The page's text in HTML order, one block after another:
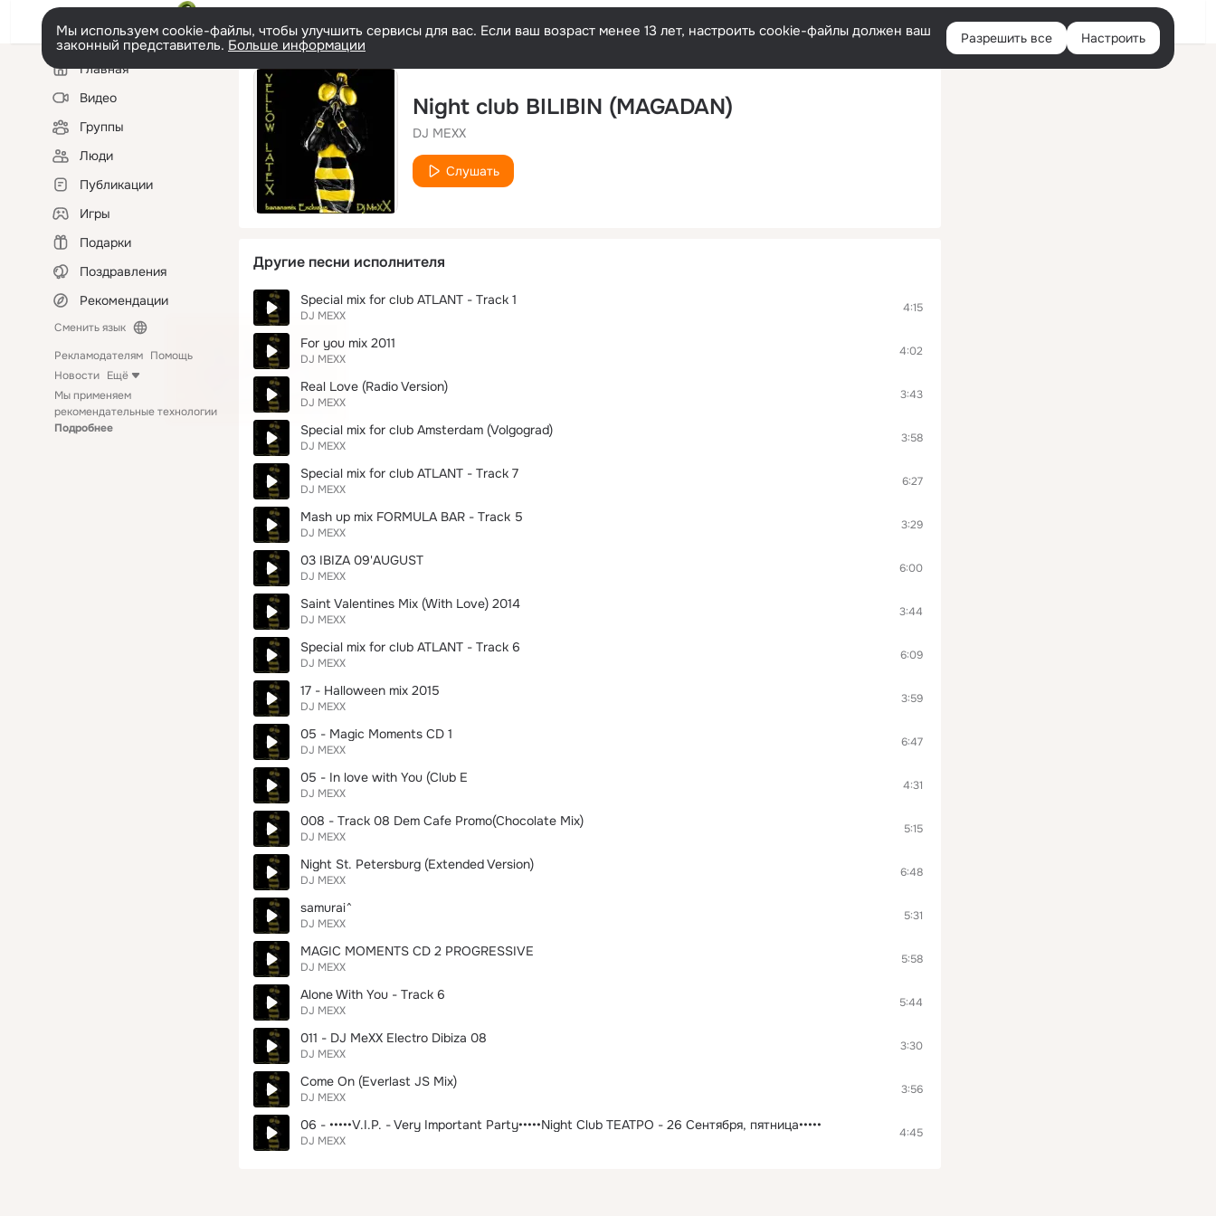
Войти
Мы используем cookie-файлы, чтобы улучшить сервисы для вас. Если ваш возраст менее 13 лет, настроить cookie-файлы должен ваш
законный представитель. Больше информации Разрешить все Настроить
Левая
колонкаГлавная
Видео
Группы
Люди
Публикации
Игры
Подарки
Поздравления
Рекомендации
Сменить язык
Рекламодателям Помощь
Новости Ещё
Мы применяем
рекомендательные технологии
Подробнее
Night club BILIBIN (MAGADAN)
DJ MEXX
Слушать
Другие песни исполнителя
Special mix for сlub ATLANT - Track 1
DJ MEXX
4:15
For you mix 2011
DJ MEXX
4:02
Real Love (Radio Version)
DJ MEXX
3:43
Special mix for club Amsterdam (Volgograd)
DJ MEXX
3:58
Special mix for сlub ATLANT - Track 7
DJ MEXX
6:27
Mash up mix FORMULA BAR - Track 5
DJ MEXX
3:29
03 IBIZA 09'AUGUST
DJ MEXX
6:00
Saint Valentines Mix (With Love) 2014
DJ MEXX
3:44
Special mix for сlub ATLANT - Track 6
DJ MEXX
6:09
17 - Halloween mix 2015
DJ MEXX
3:59
05 - Magic Moments CD 1
DJ MEXX
6:47
05 - In love with You (Club E
DJ MEXX
4:31
008 - Track 08 Dem Cafe Promo(Chocolate Mix)
DJ MEXX
5:15
Night St. Petersburg (Extended Version)
DJ MEXX
6:48
samurai^
DJ MEXX
5:31
MAGIC MOMENTS CD 2 PROGRESSIVE
DJ MEXX
5:58
Alone With You - Track 6
DJ MEXX
5:44
011 - DJ MeXX Electro Dibiza 08
DJ MEXX
3:30
Come On (Everlast JS Mix)
DJ MEXX
3:56
06 - •••••V.I.P. - Very Important Party•••••Night Club ТЕАТРО - 26 Сентября, пятница•••••
DJ MEXX
4:45